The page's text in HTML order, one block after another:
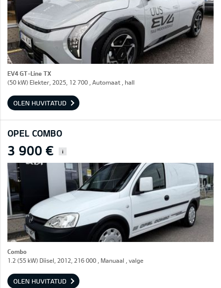
EV4 GT-Line TX
(50 kW) Elekter, 2025, 12 700 , Automaat , hall
OLEN HUVITATUD
OPEL COMBO
3 900 € i
Combo
1.2 (55 kW) Diisel, 2012, 216 000 , Manuaal , valge
OLEN HUVITATUD